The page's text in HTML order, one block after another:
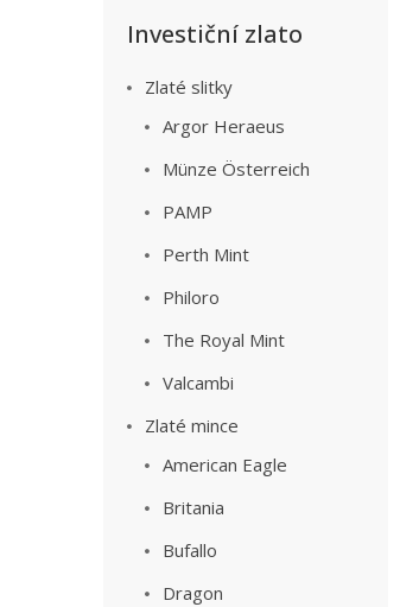
Investiční zlato
Zlaté slitky
Argor Heraeus
Münze Österreich
PAMP
Perth Mint
Philoro
The Royal Mint
Valcambi
Zlaté mince
American Eagle
Britania
Bufallo
Dragon